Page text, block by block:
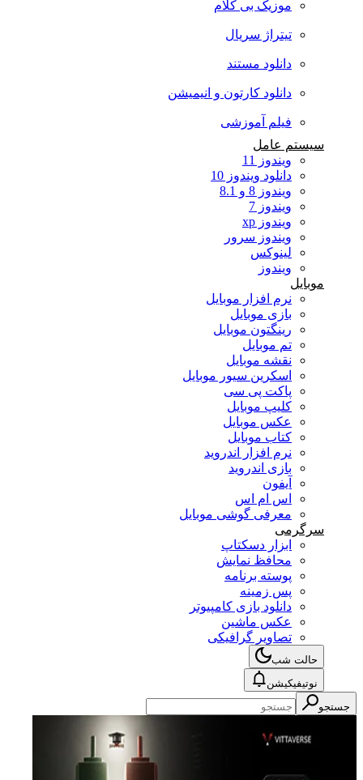
موزیک بی کلام
تیتراژ سریال
دانلود مستند
دانلود کارتون و انیمیشن
فیلم آموزشی
سیستم عامل
ویندوز 11
دانلود ویندوز 10
ویندوز 8 و 8.1
ویندوز 7
ویندوز xp
ویندوز سرور
لینوکس
ویندوز
موبایل
نرم افزار موبایل
بازی موبایل
رینگتون موبایل
تم موبایل
نقشه موبایل
اسکرین سیور موبایل
پاکت پی سی
کلیپ موبایل
عکس موبایل
کتاب موبایل
نرم افزار اندروید
بازی اندروید
آیفون
اس ام اس
معرفی گوشی موبایل
سرگرمی
ابزار دسکتاپ
محافظ نمایش
پوسته برنامه
پس زمینه
دانلود بازی کامپیوتر
عکس ماشین
تصاویر گرافیکی
حالت شب
نوتیفیکیشن
جستجو